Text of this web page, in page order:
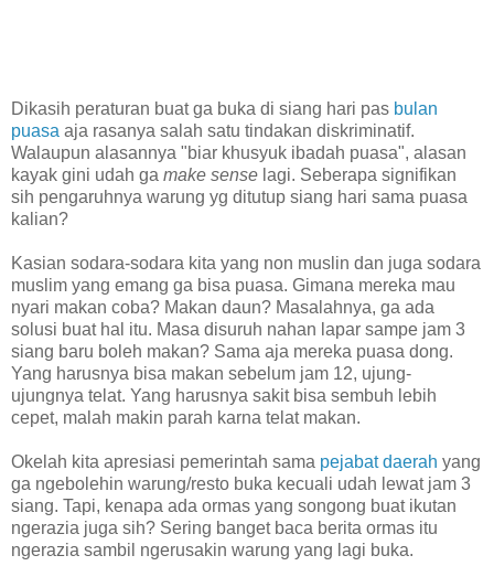
Dikasih peraturan buat ga buka di siang hari pas bulan
puasa aja rasanya salah satu tindakan diskriminatif.
Walaupun alasannya "biar khusyuk ibadah puasa", alasan
kayak gini udah ga make sense lagi. Seberapa signifikan
sih pengaruhnya warung yg ditutup siang hari sama puasa
kalian?
Kasian sodara-sodara kita yang non muslin dan juga sodara
muslim yang emang ga bisa puasa. Gimana mereka mau
nyari makan coba? Makan daun? Masalahnya, ga ada
solusi buat hal itu. Masa disuruh nahan lapar sampe jam 3
siang baru boleh makan? Sama aja mereka puasa dong.
Yang harusnya bisa makan sebelum jam 12, ujung-
ujungnya telat. Yang harusnya sakit bisa sembuh lebih
cepet, malah makin parah karna telat makan.
Okelah kita apresiasi pemerintah sama pejabat daerah yang
ga ngebolehin warung/resto buka kecuali udah lewat jam 3
siang. Tapi, kenapa ada ormas yang songong buat ikutan
ngerazia juga sih? Sering banget baca berita ormas itu
ngerazia sambil ngerusakin warung yang lagi buka.